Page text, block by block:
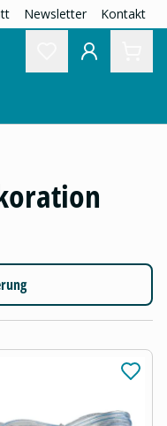
Newsletter Kontakt